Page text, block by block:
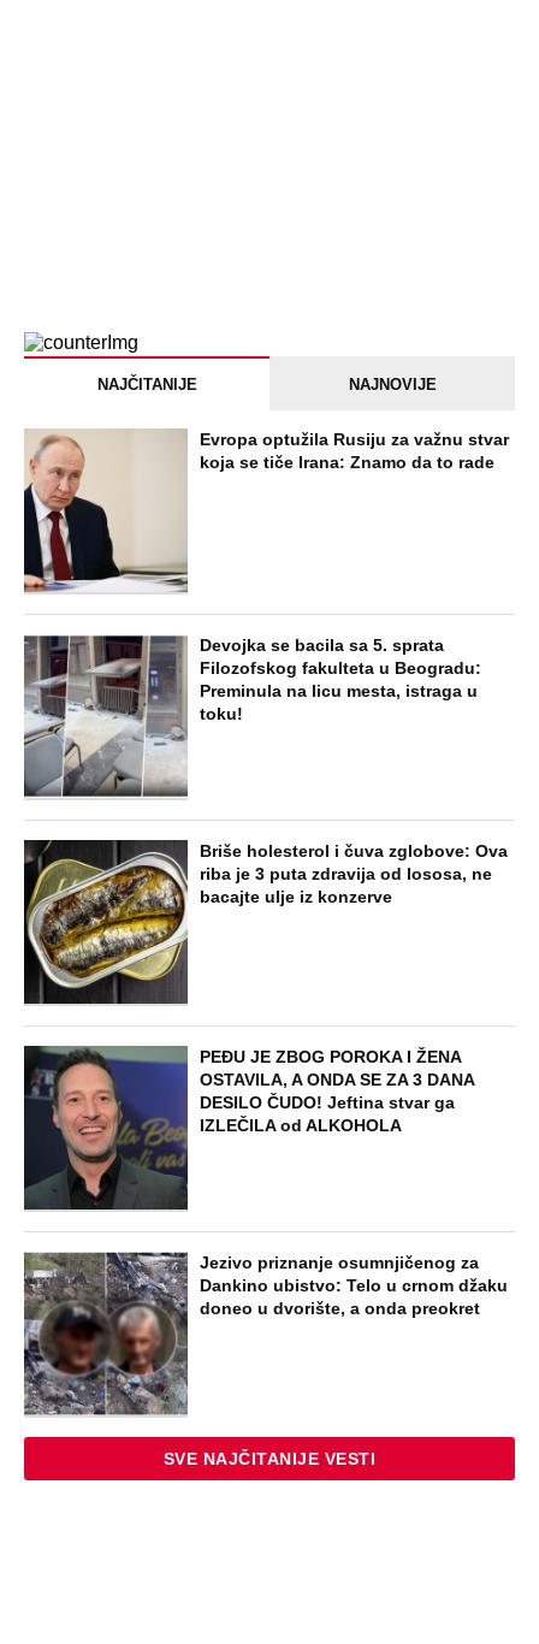
NAJNOVIJE POPULARNO
"Pomalo je grubo to što..." Britanac prvi
put posetio Beograd, pa ostao zatečen:
Evo šta ga je najviše iznenadilo u Srbiji
(VIDEO)
EXTERNAL ARTICLES
Dijana se posle 5 godina vratila iz
Nemačke i posetila ćerkin grob, kod
nedavno"
STARS
SVI BRUJE O NJENOM ULASKU U ELITU
10! Napravila najveću prevaru u rijalitiju,
pa nestala iz Srbije: Kuća u kojoj je
živela napuštena, a svi pričaju o ovom
STARS
SKANDAL U BEOGRADU! PEVAČICA
PREBILA TAKSISTU: Rekao joj "ostavite
mi drugaricu", a onda je nastao potpuni
haos!
Srceparajuća ispovest majke našeg
muzičara koji je poginuo u saobraćajci: